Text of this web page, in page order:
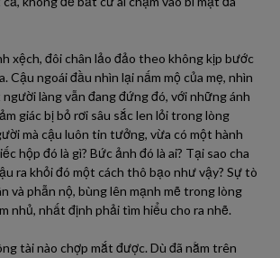
xệch, đôi chân lảo đảo theo không kịp bước
Cậu ngoái đầu nhìn lại nấm mộ của mẹ, nhìn
làng vẫn đang đứng đó, với những ánh
giác bị bỏ rơi sâu sắc len lỏi trong lòng
mà cậu luôn tin tưởng, vừa có một hành
hộp đó là gì? Bức ảnh đó là ai? Tại sao cha
ra khỏi đó một cách thô bạo như vậy? Sự tò
và phẫn nộ, bùng lên mạnh mẽ trong lòng
nhủ, nhất định phải tìm hiểu cho ra nhẽ.
tài nào chợp mắt được. Dù đã nằm trên